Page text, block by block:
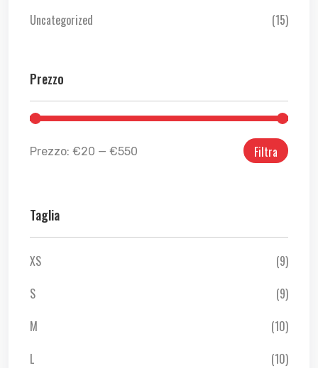
Uncategorized
(15)
Prezzo
Filtra
Prezzo: €20 — €550
Taglia
XS
(9)
S
(9)
M
(10)
L
(10)